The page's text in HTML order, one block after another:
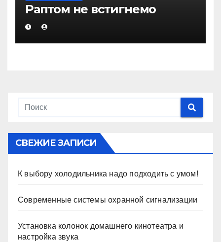
Раптом не встигнемо
СВЕЖИЕ ЗАПИСИ
К выбору холодильника надо подходить с умом!
Современные системы охранной сигнализации
Установка колонок домашнего кинотеатра и
настройка звука